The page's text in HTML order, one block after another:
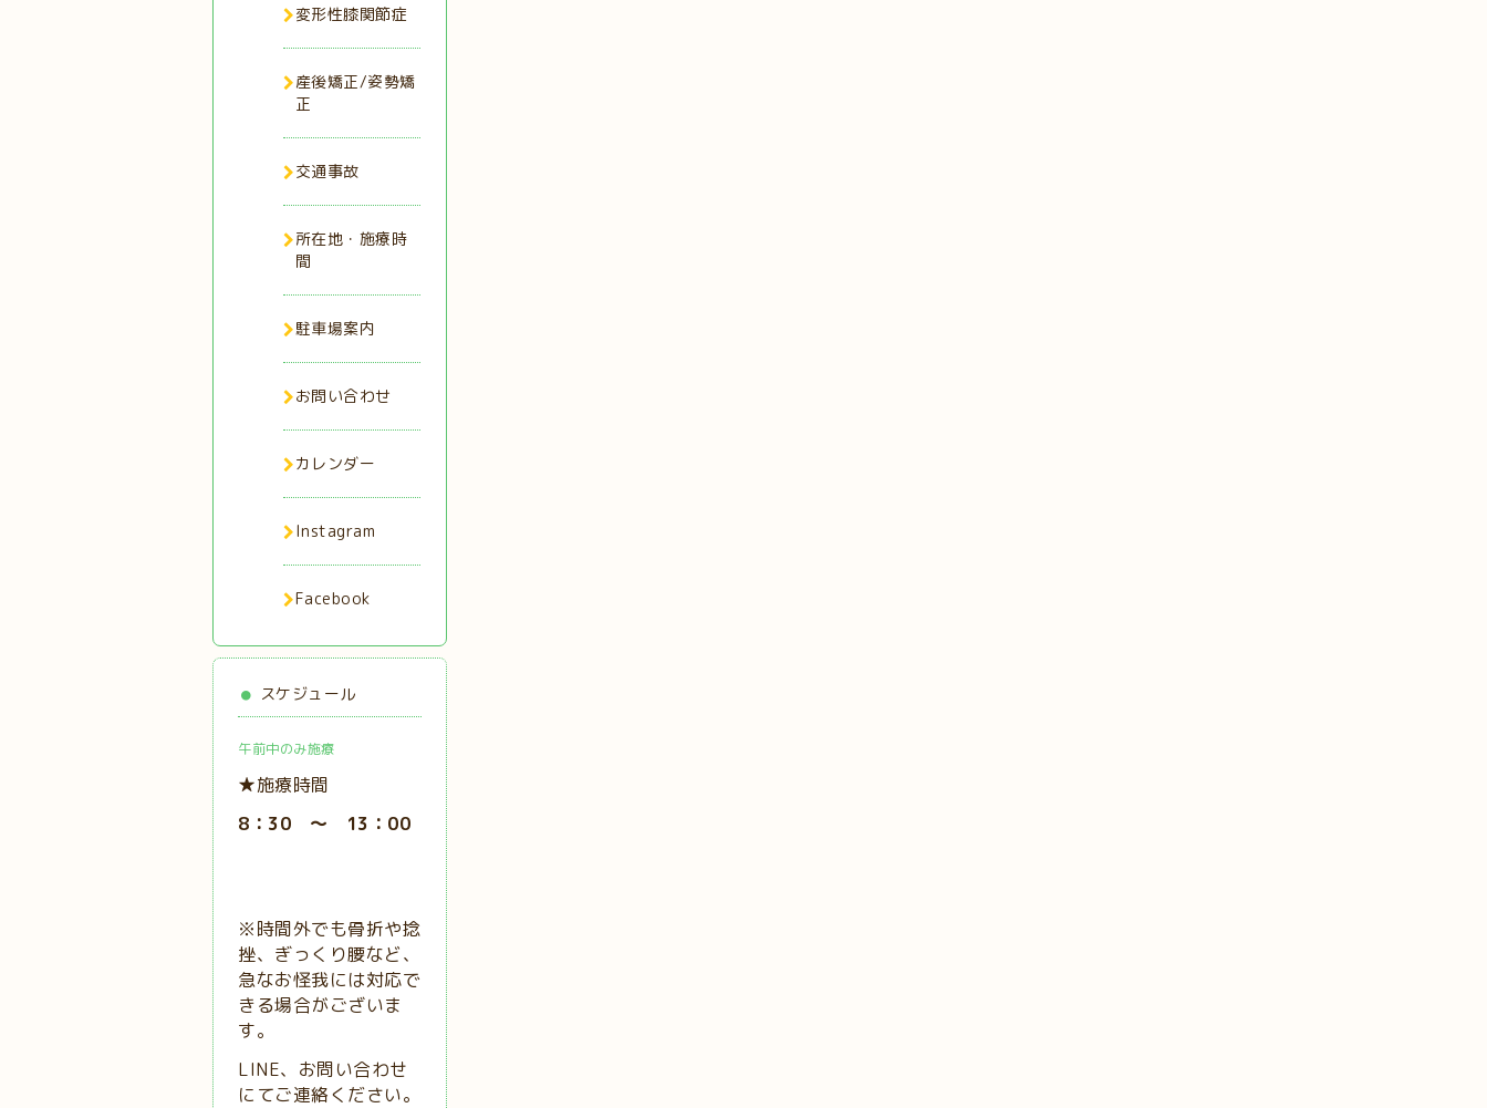
変形性膝関節症
産後矯正/姿勢矯
正
交通事故
所在地・施療時
間
駐車場案内
お問い合わせ
カレンダー
Instagram
Facebook
スケジュール
午前中のみ施療
★施療時間
8：30 ～ 13：00
※時間外でも骨折や捻
挫、ぎっくり腰など、
急なお怪我には対応で
きる場合がございま
す。
LINE、お問い合わせ
にてご連絡ください。